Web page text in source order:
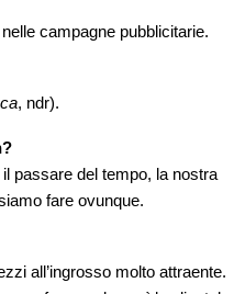
campagne pubblicitarie.
, ndr).
passare del tempo, la nostra
fare ovunque.
all’ingrosso molto attraente.